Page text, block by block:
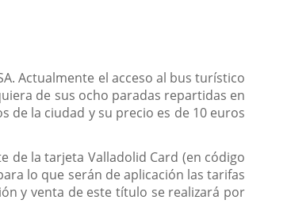
Actualmente el acceso al bus turístico
de sus ocho paradas repartidas en
de la ciudad y su precio es de 10 euros
la tarjeta Valladolid Card (en código
lo que serán de aplicación las tarifas
y venta de este título se realizará por